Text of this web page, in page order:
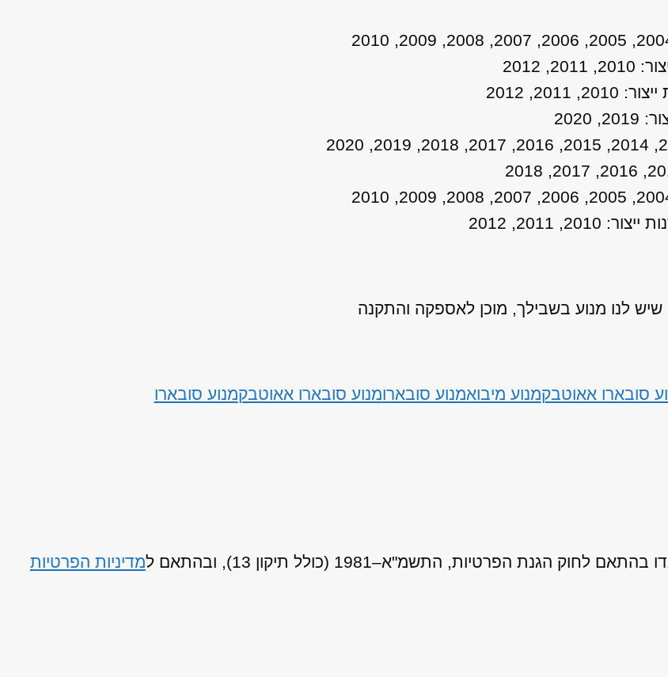
לנו מנוע בשבילך, מוכן לאספקה והתקנה
סובארו אאוטבקמנוע מיבואמנוע סובארומנוע סובארו אאוטבקמנוע סובארו
הפרטיות, התשמ"א–1981 (כולל תיקון 13), ובהתאם ל
מדיניות הפרטיות